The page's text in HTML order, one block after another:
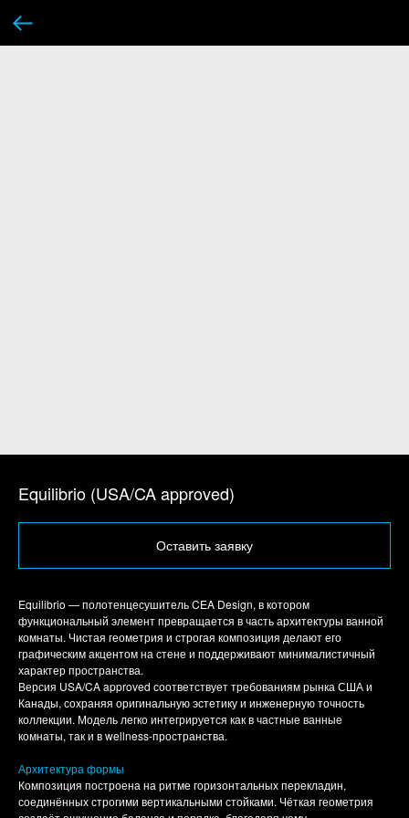
Equilibrio (USA/CA approved)
Оставить заявку
Equilibrio — полотенцесушитель CEA Design, в котором
функциональный элемент превращается в часть архитектуры ванной
комнаты. Чистая геометрия и строгая композиция делают его
графическим акцентом на стене и поддерживают минималистичный
характер пространства.
Версия USA/CA approved соответствует требованиям рынка США и
Канады, сохраняя оригинальную эстетику и инженерную точность
коллекции. Модель легко интегрируется как в частные ванные
комнаты, так и в wellness-пространства.
Архитектура формы
Композиция построена на ритме горизонтальных перекладин,
соединённых строгими вертикальными стойками. Чёткая геометрия